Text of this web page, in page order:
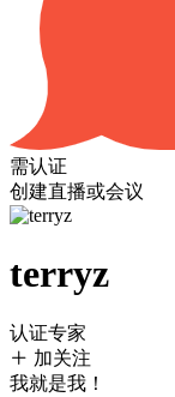
需认证
创建直播或会议
terryz
认证专家
加关注
我就是我！